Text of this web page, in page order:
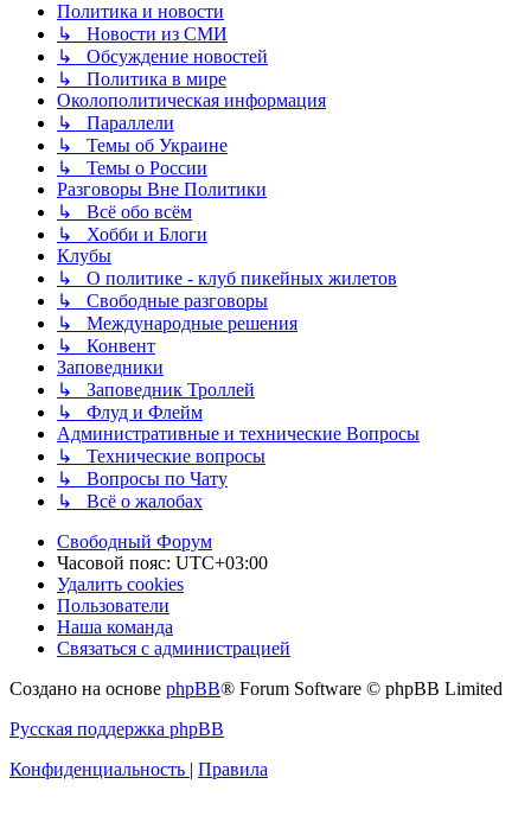
Политика и новости
↳ Новости из СМИ
↳ Обсуждение новостей
↳ Политика в мире
Околополитическая информация
↳ Параллели
↳ Темы об Украине
↳ Темы о России
Разговоры Вне Политики
↳ Всё обо всём
↳ Хобби и Блоги
Клубы
↳ О политике - клуб пикейных жилетов
↳ Свободные разговоры
↳ Международные решения
↳ Конвент
Заповедники
↳ Заповедник Троллей
↳ Флуд и Флейм
Административные и технические Вопросы
↳ Технические вопросы
↳ Вопросы по Чату
↳ Всё о жалобах
Свободный Форум
Часовой пояс: UTC+03:00
Удалить cookies
Пользователи
Наша команда
Связаться с администрацией
Создано на основе phpBB® Forum Software © phpBB Limited
Русская поддержка phpBB
Конфиденциальность | Правила